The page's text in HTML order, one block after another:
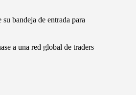
bandeja de entrada para
a una red global de traders